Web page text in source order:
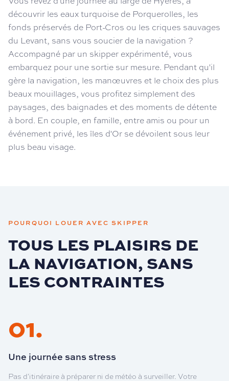
découvrir les eaux turquoise de Porquerolles, les
fonds préservés de Port-Cros ou les criques sauvages
du Levant, sans vous soucier de la navigation ?
Accompagné par un skipper expérimenté, vous
embarquez pour une sortie sur mesure. Pendant qu'il
gère la navigation, les manœuvres et le choix des plus
beaux mouillages, vous profitez simplement des
paysages, des baignades et des moments de détente
à bord. En couple, en famille, entre amis ou pour un
événement privé, les îles d'Or se dévoilent sous leur
plus beau visage.
POURQUOI LOUER AVEC SKIPPER
TOUS LES PLAISIRS DE
LA NAVIGATION, SANS
LES CONTRAINTES
01.
Une journée sans stress
Pas d'itinéraire à préparer ni de météo à surveiller. Votre